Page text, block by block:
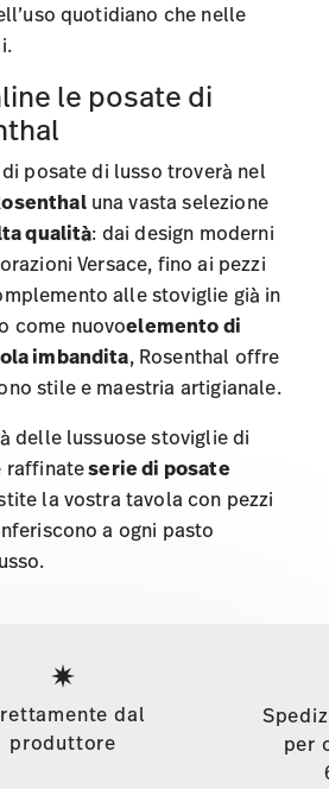
quotidiano che nelle
le posate di
posate di lusso troverà nel
una vasta selezione
qualità: dai design moderni
Versace, fino ai pezzi
alle stoviglie già in
come nuovoelemento di
imbandita, Rosenthal offre
stile e maestria artigianale.
delle lussuosestoviglie di
raffinateserie di posate
la vostra tavola con pezzi
a ogni pasto
dal
produttore
per